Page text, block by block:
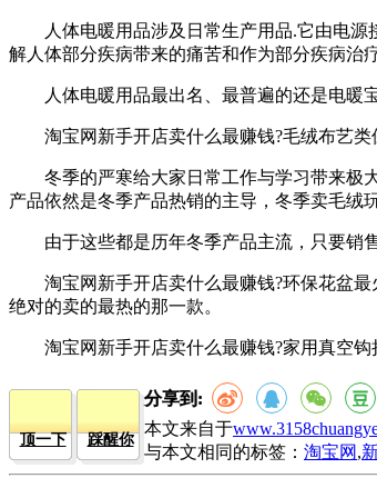
人体电暖用品涉及日常生产用品.它由电源
解人体部分疾病带来的痛苦和作为部分疾病治
人体电暖用品最出名、最普遍的还是电暖宝
淘宝网新手开店卖什么最赚钱?毛绒布艺类
冬季的严寒给大家日常工作与学习带来极大
产品依然是冬季产品热销的主导，冬季卖毛绒
由于这些都是历年冬季产品主流，只要销售
淘宝网新手开店卖什么最赚钱?环保花盆最
绝对的卖的最热的那一款。
淘宝网新手开店卖什么最赚钱?家用真空钩
顶一下 踩醒你
分享到:
本文来自于
与本文相同的标签： 淘宝网 ,